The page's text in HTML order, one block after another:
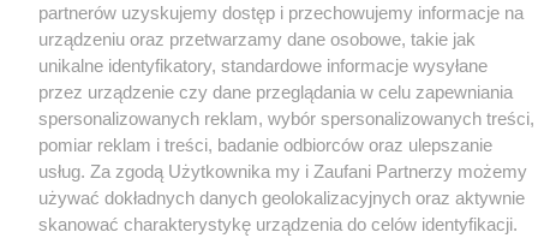
partnerów uzyskujemy dostęp i przechowujemy informacje na
urządzeniu oraz przetwarzamy dane osobowe, takie jak
unikalne identyfikatory, standardowe informacje wysyłane
przez urządzenie czy dane przeglądania w celu zapewniania
spersonalizowanych reklam, wybór spersonalizowanych treści,
pomiar reklam i treści, badanie odbiorców oraz ulepszanie
usług. Za zgodą Użytkownika my i Zaufani Partnerzy możemy
używać dokładnych danych geolokalizacyjnych oraz aktywnie
skanować charakterystykę urządzenia do celów identyfikacji.